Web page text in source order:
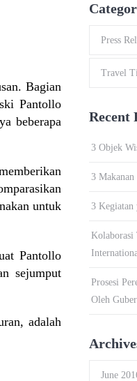
Bagian
Pantollo
beberapa
untuk
Pantollo
sejumput
adalah
Press
Travel
Recent
3 Objek
3
3 Kegiatan
Kolaborasi
Prosesi
Oleh
June